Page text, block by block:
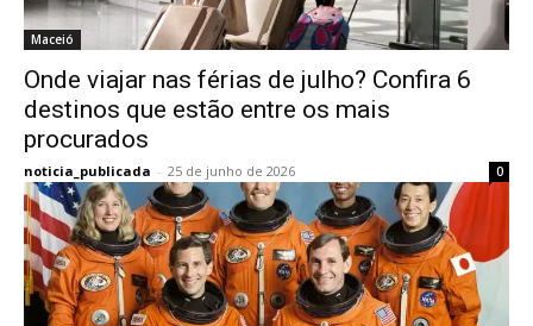
Maceió
Onde viajar nas férias de julho? Confira 6
destinos que estão entre os mais
procurados
noticia_publicada - 25 de junho de 2026 0